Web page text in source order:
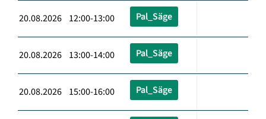
20.08.2026 12:00-13:00 Pal_Säge
20.08.2026 13:00-14:00 Pal_Säge
20.08.2026 15:00-16:00 Pal_Säge